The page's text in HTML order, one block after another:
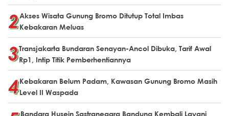
Akses Wisata Gunung Bromo Ditutup Total Imbas
Kebakaran Meluas
Transjakarta Bundaran Senayan-Ancol Dibuka, Tarif Awal
Rp1, Intip Titik Pemberhentiannya
Kebakaran Belum Padam, Kawasan Gunung Bromo Masih
Level II Waspada
Bandara Husein Sastranegara Bandung Kembali Layani